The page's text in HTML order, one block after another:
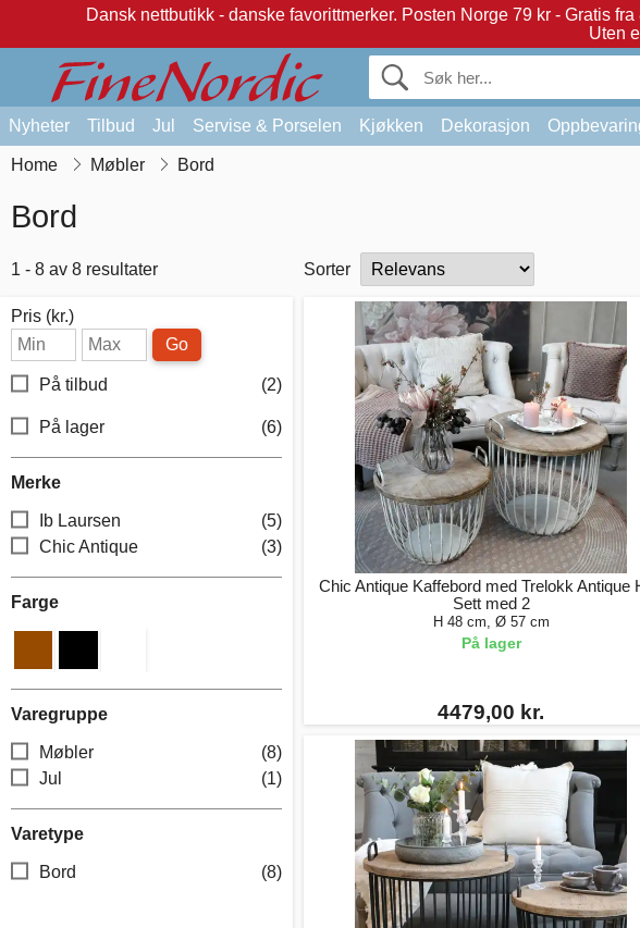
Dansk nettbutikk - danske favorittmerker. Posten Norge 79 kr - Gratis fra
Uten
Nyheter Tilbud Jul Servise & Porselen Kjøkken Dekorasjon
Home Møbler Bord
Bord
1 - 8 av 8 resultater Sorter
Pris (kr.)
Go
På tilbud (2)
På lager (6)
Merke
Ib Laursen
(5)
Chic Antique
(3)
Farge
Varegruppe
Møbler
(8)
Jul
(1)
Varetype
Bord (8)
Chic Antique Kaffebord med Trelokk Antique
Sett med 2
H 48 cm, Ø 57 cm
På lager
4479,00 kr.